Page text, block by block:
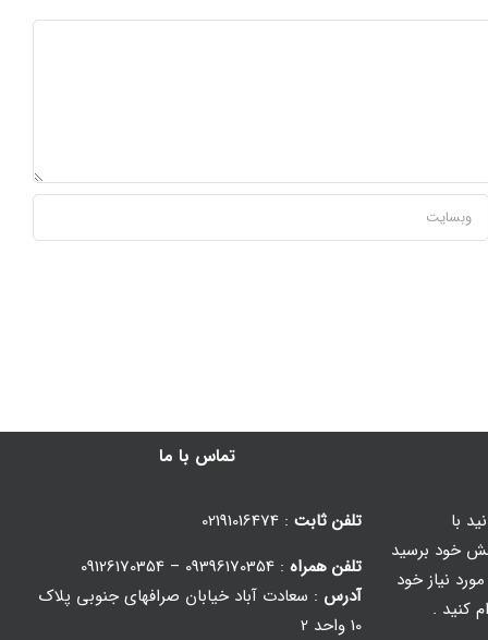
با
خود برسید
نیاز خود
کنید .
تماس با ما
تلفن ثابت : 02191016474
تلفن همراه : 09396170354 – 09126170354
آدرس : سعادت آباد خیابان صرافهای جنوبی پلاک
10 واحد 2